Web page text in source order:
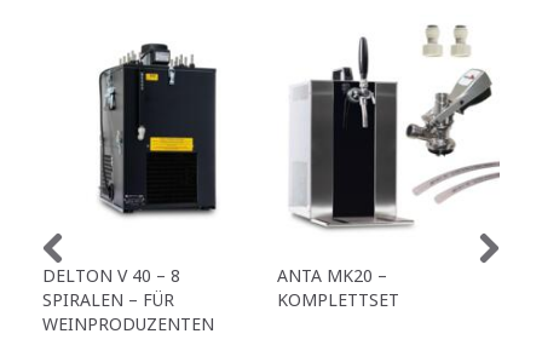
DELTON V 40 – 8
SPIRALEN – FÜR
WEINPRODUZENTEN
ANTA MK20 –
KOMPLETTSET